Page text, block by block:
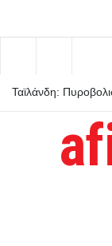
Ταϊλάνδη:
τέσσερις τραυματίες
Τρία + ένα μυστικά
αυξήσετε τη